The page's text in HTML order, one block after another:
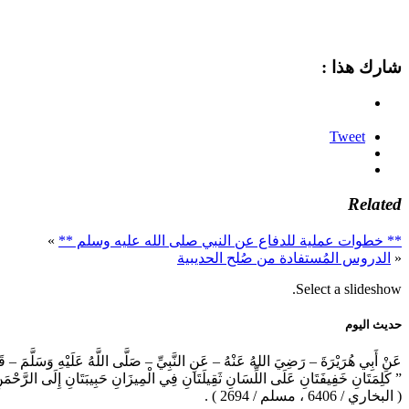
شارك هذا :
Tweet
Related
** خطوات عملية للدفاع عن النبي صلى الله عليه وسلم ** »
« الدروس المُستفادة من صُلح الحديبية
Select a slideshow.
حديث اليوم
عَنْ أَبِي هُرَيْرَةَ – رَضِيَ اللهُ عَنْهُ – عَنِ النَّبِيِّ – صَلَّى اللَّهُ عَلَيْهِ وَسَلَّمَ –
” كَلِمَتَانِ خَفِيفَتَانِ عَلَى اللِّسَانِ ثَقِيلَتَانِ فِي الْمِيزَانِ حَبِيبَتَانِ إِلَى
( البخاري / 6406 ، مسلم / 2694 ) .